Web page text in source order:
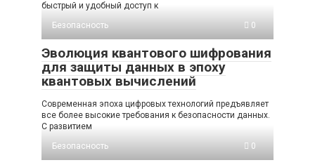
быстрый и удобный доступ к
Безопасность
0
Эволюция квантового шифрования
для защиты данных в эпоху
квантовых вычислений
Современная эпоха цифровых технологий предъявляет
все более высокие требования к безопасности данных.
С развитием
Безопасность
0